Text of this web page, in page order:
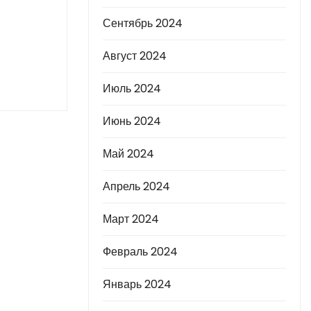
Сентябрь 2024
Август 2024
Июль 2024
Июнь 2024
Май 2024
Апрель 2024
Март 2024
Февраль 2024
Январь 2024